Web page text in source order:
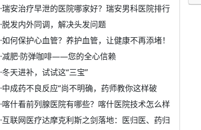
·瑞安治疗早泄的医院哪家好？瑞安男科医院排行
·脱发内外同调，解决头发问题
·如何保护心血管？养护血管，让健康不再添堵！
·减肥·防弹咖啡——您的全心信赖
·冬天进补，试试这“三宝”
·中成药不良反应“尚不明确，药师教你这样破
·喀什看前列腺医院有哪些？喀什医院技术怎么样
·互联网医疗达摩克利斯之剑落地：医归医、药归